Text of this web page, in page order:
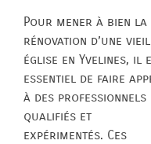
Pour mener à bien la
rénovation d’une
église en Yvelines, il
essentiel de faire
à des professionnels
qualifiés et
expérimentés. Ces